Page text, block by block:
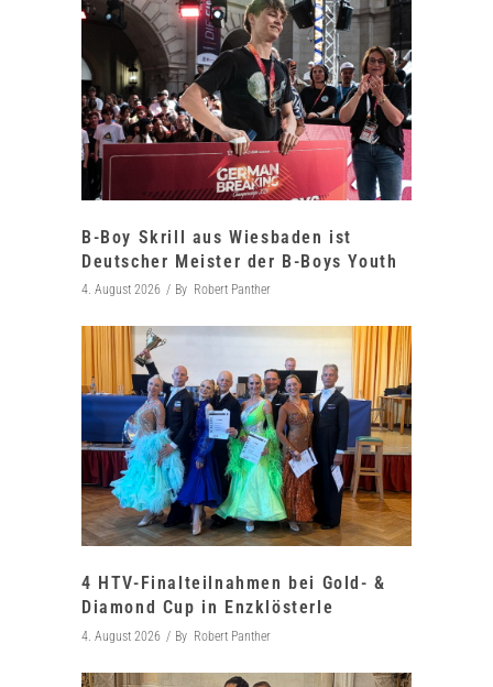
B-Boy Skrill aus Wiesbaden ist
Deutscher Meister der B-Boys Youth
4. August 2026 By Robert Panther
4 HTV-Finalteilnahmen bei Gold- &
Diamond Cup in Enzklösterle
4. August 2026 By Robert Panther